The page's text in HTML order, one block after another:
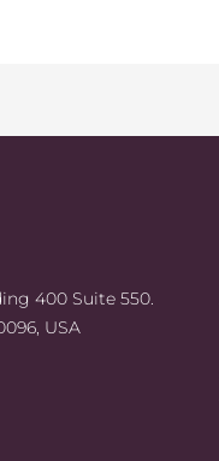
400 Suite 550.
USA